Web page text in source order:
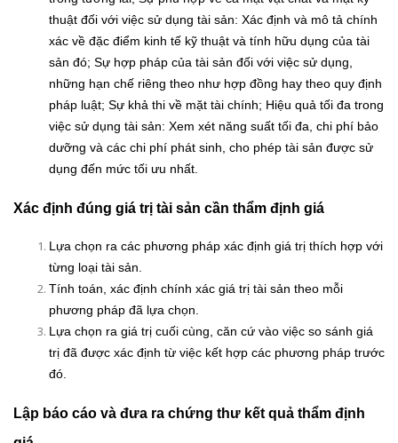
thuật đối với việc sử dụng tài sản: Xác định và mô tả chính
xác về đặc điểm kinh tế kỹ thuật và tính hữu dụng của tài
sản đó; Sự hợp pháp của tài sản đối với việc sử dụng,
những hạn chế riêng theo như hợp đồng hay theo quy định
pháp luật; Sự khả thi về mặt tài chính; Hiệu quả tối đa trong
việc sử dụng tài sản: Xem xét năng suất tối đa, chi phí bảo
dưỡng và các chi phí phát sinh, cho phép tài sản được sử
dụng đến mức tối ưu nhất.
Xác định đúng giá trị tài sản cần thẩm định giá
Lựa chọn ra các phương pháp xác định giá trị thích hợp với
từng loại tài sản.
Tính toán, xác định chính xác giá trị tài sản theo mỗi
phương pháp đã lựa chọn.
Lựa chọn ra giá trị cuối cùng, căn cứ vào việc so sánh giá
trị đã được xác định từ việc kết hợp các phương pháp trước
đó.
Lập báo cáo và đưa ra chứng thư kết quả thẩm định